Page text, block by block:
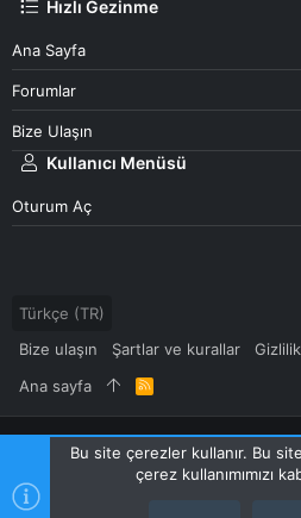
Hızlı Gezinme
Ana Sayfa
Forumlar
Bize Ulaşın
Kullanıcı Menüsü
Oturum Aç
Türkçe (TR)
Bize ulaşın
Şartlar ve kurallar
Ana sayfa
R
S
S
Community platform by XenForo©
[XGT] Forum statistics system
-
|Style and add-ons by ThemeHouse
XenForo 2 Türkçe yama 🇹🇷 [XGT]
Bu site çerezler kullanır. Bu
çerez kullanımımızı